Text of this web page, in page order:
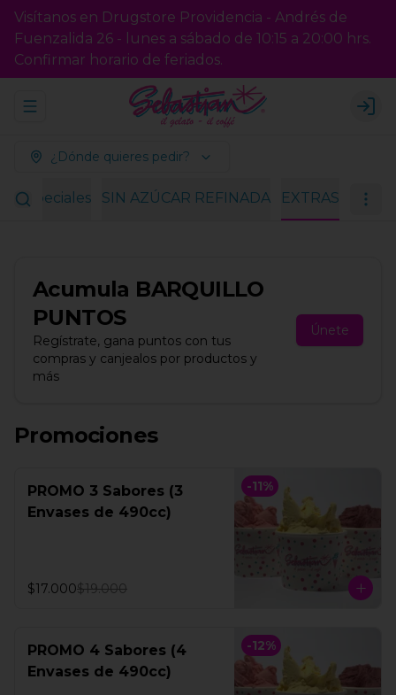
Visítanos en Drugstore Providencia - Andrés de
Fuenzalida 26 - lunes a sábado de 10:15 a 20:00 hrs.
Confirmar horario de feriados.
Abrir menu de navegación
¿Dónde quieres pedir?
especiales SIN AZÚCAR REFINADA EXTRAS
Acumula BARQUILLO
PUNTOS
Regístrate, gana puntos con tus
compras y canjealos por productos y
más
Únete
Promociones
-11%
PROMO 3 Sabores (3
Envases de 490cc)
$17.000$19.000
-12%
PROMO 4 Sabores (4
Envases de 490cc)